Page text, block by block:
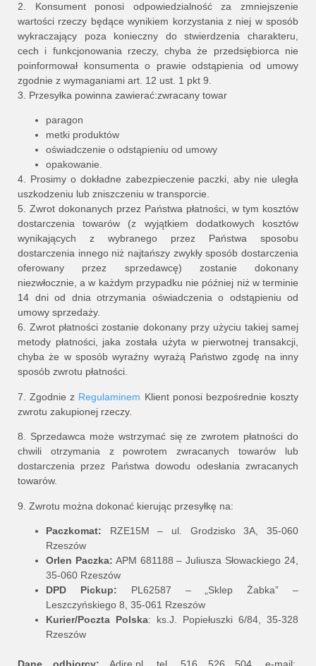
2. Konsument ponosi odpowiedzialność za zmniejszenie
wartości rzeczy będące wynikiem korzystania z niej w sposób
wykraczający poza konieczny do stwierdzenia charakteru,
cech i funkcjonowania rzeczy, chyba że przedsiębiorca nie
poinformował konsumenta o prawie odstąpienia od umowy
zgodnie z wymaganiami art. 12 ust. 1 pkt 9.
3. Przesyłka powinna zawierać:zwracany towar
paragon
metki produktów
oświadczenie o odstąpieniu od umowy
opakowanie.
4. Prosimy o dokładne zabezpieczenie paczki, aby nie uległa
uszkodzeniu lub zniszczeniu w transporcie.
5. Zwrot dokonanych przez Państwa płatności, w tym kosztów
dostarczenia towarów (z wyjątkiem dodatkowych kosztów
wynikających z wybranego przez Państwa sposobu
dostarczenia innego niż najtańszy zwykły sposób dostarczenia
oferowany przez sprzedawcę) zostanie dokonany
niezwłocznie, a w każdym przypadku nie później niż w terminie
14 dni od dnia otrzymania oświadczenia o odstąpieniu od
umowy sprzedaży.
6. Zwrot płatności zostanie dokonany przy użyciu takiej samej
metody płatności, jaka została użyta w pierwotnej transakcji,
chyba że w sposób wyraźny wyrażą Państwo zgodę na inny
sposób zwrotu płatności.
7. Zgodnie z Regulaminem Klient ponosi bezpośrednie koszty
zwrotu zakupionej rzeczy.
8. Sprzedawca może wstrzymać się ze zwrotem płatności do
chwili otrzymania z powrotem zwracanych towarów lub
dostarczenia przez Państwa dowodu odesłania zwracanych
towarów.
9. Zwrotu można dokonać kierując przesyłkę na:
Paczkomat: RZE15M – ul. Grodzisko 3A, 35-060
Rzeszów
Orlen Paczka: APM 681188 – Juliusza Słowackiego 24,
35-060 Rzeszów
DPD Pickup: PL62587 – „Sklep Żabka” –
Leszczyńskiego 8, 35-061 Rzeszów
Kurier/Poczta Polska: ks.J. Popiełuszki 6/84, 35-328
Rzeszów